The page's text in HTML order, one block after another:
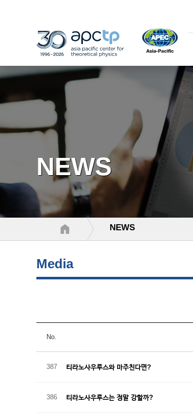
NEWS
NEWS
Media
No.
387 티라노사우루스와 마주친다면?
386 티라노사우루스는 정말 강할까?